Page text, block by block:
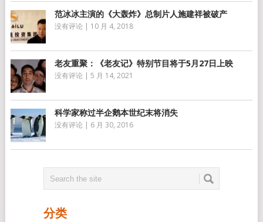
范冰冰主演的《大轰炸》总制片人施建祥被破产
没有评论 | 10 月 4, 2018
老友重聚：《老友记》特别节目将于5月27日上映
没有评论 | 5 月 14, 2021
科学家称过半企鹅本世纪末将消失
没有评论 | 6 月 30, 2016
分类